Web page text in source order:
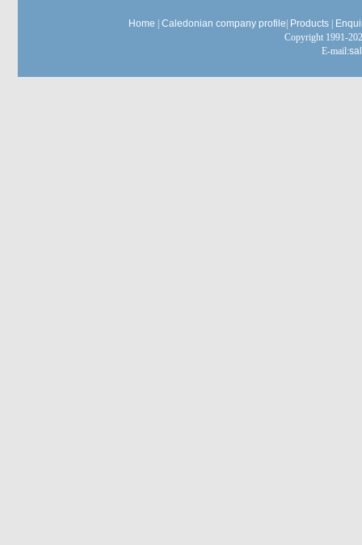
Home Caledonian company profile Products
Copyright 1991-
E-mail: